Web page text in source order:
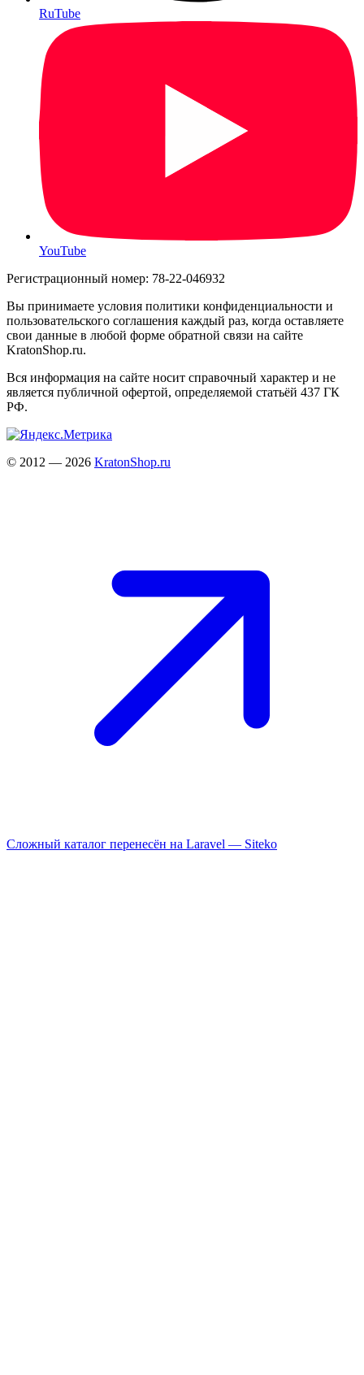
RuTube
YouTube
Регистрационный номер: 78-22-046932
Вы принимаете условия политики конфиденциальности и
пользовательского соглашения каждый раз, когда оставляете
свои данные в любой форме обратной связи на сайте
KratonShop.ru.
Вся информация на сайте носит справочный характер и не
является публичной офертой, определяемой статьёй 437 ГК
РФ.
© 2012 — 2026 KratonShop.ru
Сложный каталог перенесён на Laravel — Siteko